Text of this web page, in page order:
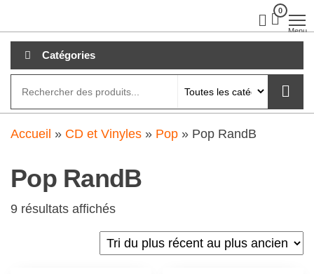
au
contenu
0
Menu
Catégories
Accueil » CD et Vinyles » Pop » Pop RandB
Pop RandB
9 résultats affichés